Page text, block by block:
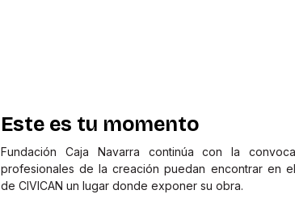
Este es tu momento
Fundación Caja Navarra continúa con la
profesionales de la creación puedan encontrar en
de CIVICAN un lugar donde exponer su obra.